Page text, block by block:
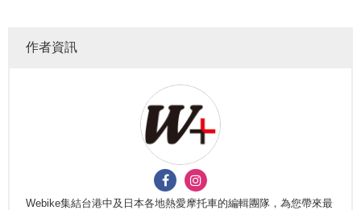
作者資訊
Webike集結台港中及日本各地熱愛摩托車的編輯團隊，為您帶來最